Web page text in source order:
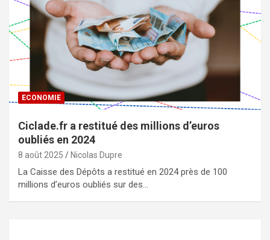
ECONOMIE
Ciclade.fr a restitué des millions d’euros
oubliés en 2024
8 août 2025 Nicolas Dupre
La Caisse des Dépôts a restitué en 2024 près de 100
millions d’euros oubliés sur des…